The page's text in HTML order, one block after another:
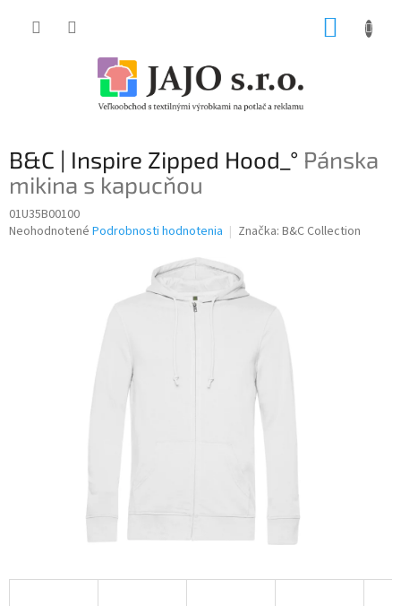
B&C | Inspire Zipped Hood_° Pánska
mikina s kapucňou
01U35B00100
Priemerné
Neohodnotené Podrobnosti hodnotenia Značka: B&C Collection